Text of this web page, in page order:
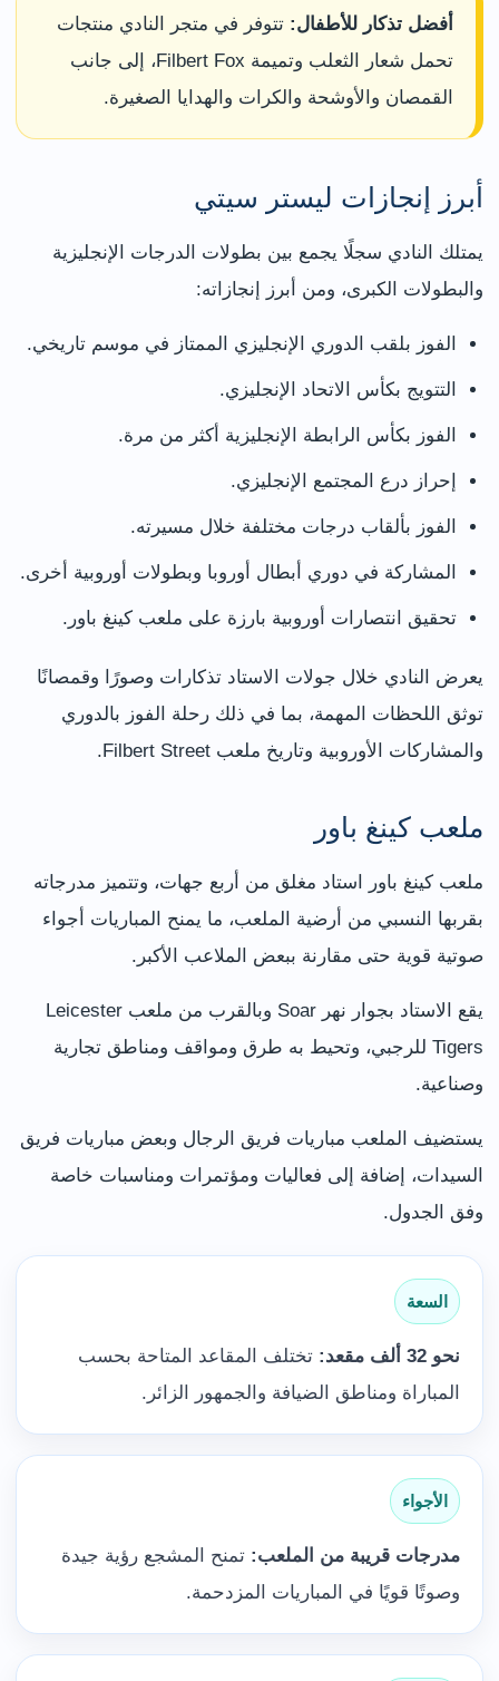
أفضل تذكار للأطفال: تتوفر في متجر النادي منتجات
تحمل شعار الثعلب وتميمة Filbert Fox، إلى جانب
القمصان والأوشحة والكرات والهدايا الصغيرة.
أبرز إنجازات ليستر سيتي
يمتلك النادي سجلًا يجمع بين بطولات الدرجات الإنجليزية
والبطولات الكبرى، ومن أبرز إنجازاته:
الفوز بلقب الدوري الإنجليزي الممتاز في موسم تاريخي.
التتويج بكأس الاتحاد الإنجليزي.
الفوز بكأس الرابطة الإنجليزية أكثر من مرة.
إحراز درع المجتمع الإنجليزي.
الفوز بألقاب درجات مختلفة خلال مسيرته.
المشاركة في دوري أبطال أوروبا وبطولات أوروبية أخرى.
تحقيق انتصارات أوروبية بارزة على ملعب كينغ باور.
يعرض النادي خلال جولات الاستاد تذكارات وصورًا وقمصانًا
توثق اللحظات المهمة، بما في ذلك رحلة الفوز بالدوري
والمشاركات الأوروبية وتاريخ ملعب Filbert Street.
ملعب كينغ باور
ملعب كينغ باور استاد مغلق من أربع جهات، وتتميز مدرجاته
بقربها النسبي من أرضية الملعب، ما يمنح المباريات أجواء
صوتية قوية حتى مقارنة ببعض الملاعب الأكبر.
يقع الاستاد بجوار نهر Soar وبالقرب من ملعب Leicester
Tigers للرجبي، وتحيط به طرق ومواقف ومناطق تجارية
وصناعية.
يستضيف الملعب مباريات فريق الرجال وبعض مباريات فريق
السيدات، إضافة إلى فعاليات ومؤتمرات ومناسبات خاصة
وفق الجدول.
السعة
نحو 32 ألف مقعد:
تختلف المقاعد المتاحة بحسب
المباراة ومناطق الضيافة والجمهور الزائر.
الأجواء
مدرجات قريبة من الملعب: تمنح المشجع رؤية جيدة
وصوتًا قويًا في المباريات المزدحمة.